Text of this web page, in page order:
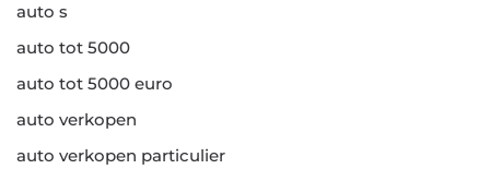
auto s
auto tot 5000
auto tot 5000 euro
auto verkopen
auto verkopen particulier